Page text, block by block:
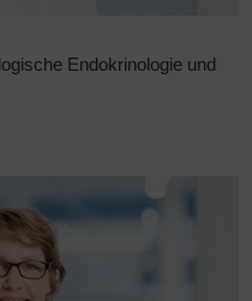
Endokrinologie und